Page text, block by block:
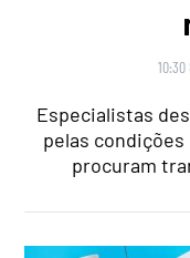
10:30
Especialistas
pelas
procuram